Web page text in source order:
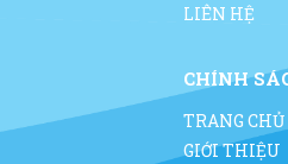
LIÊN HỆ
CHÍNH
TRANG CHỦ
GIỚI THIỆU